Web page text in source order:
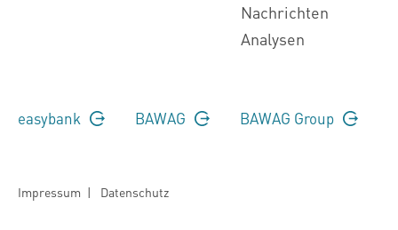
Nachrichten
Analysen
easybank BAWAG BAWAG Group
Impressum | Datenschutz